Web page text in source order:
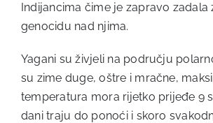
Indijancima čime je zapravo zadala
genocidu nad njima.
Yagani su živjeli na području
su zime duge, oštre i mračne,
temperatura mora rijetko prijeđe 9
dani traju do ponoći i skoro